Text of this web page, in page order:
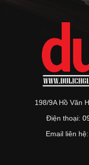
198/9A Hồ Văn
Điện thoại:
Email liên hệ: